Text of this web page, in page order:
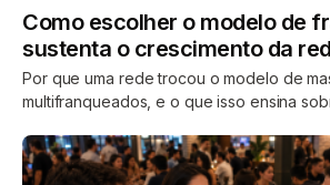
Como escolher o modelo de
sustenta o crescimento da
Por que uma rede trocou o modelo de
multifranqueados, e o que isso ensina